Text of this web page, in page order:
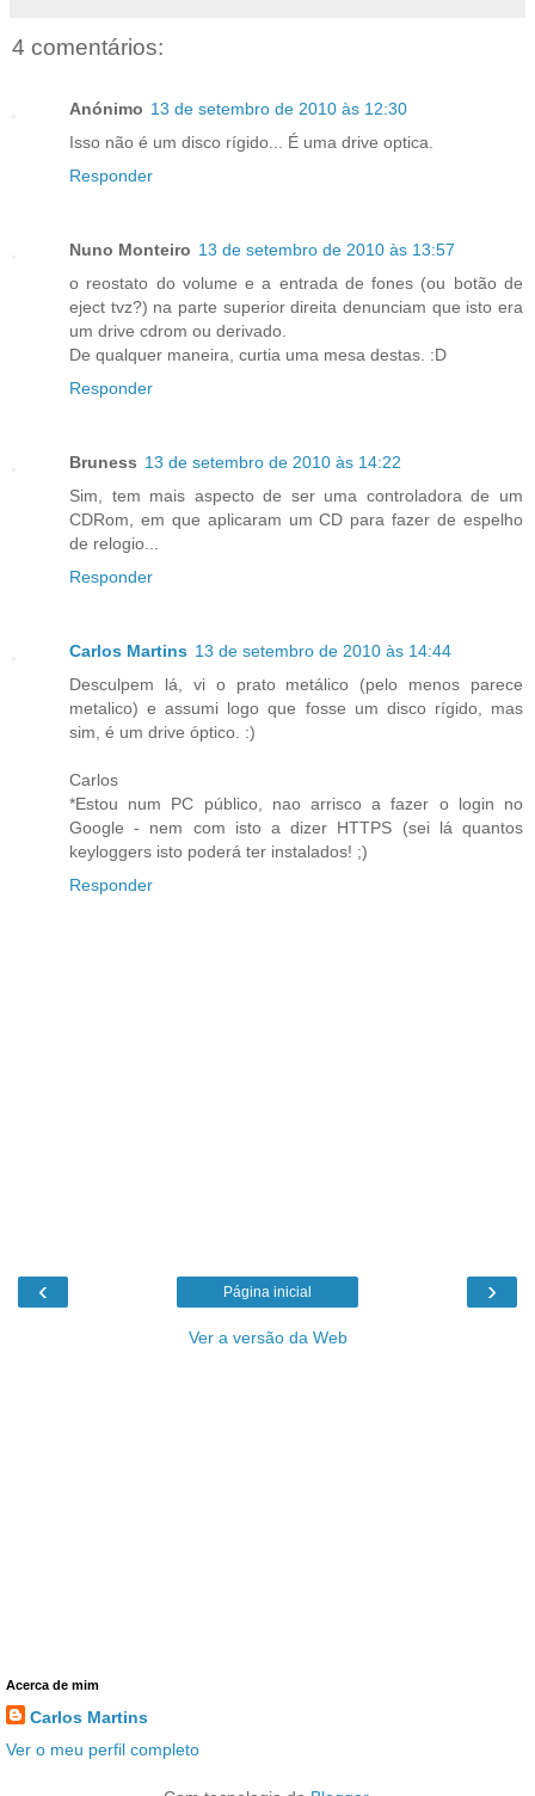
4 comentários:
Anónimo 13 de setembro de 2010 às 12:30
Isso não é um disco rígido... É uma drive optica.
Responder
Nuno Monteiro 13 de setembro de 2010 às 13:57
o reostato do volume e a entrada de fones (ou botão de
eject tvz?) na parte superior direita denunciam que isto era
um drive cdrom ou derivado.
De qualquer maneira, curtia uma mesa destas. :D
Responder
Bruness 13 de setembro de 2010 às 14:22
Sim, tem mais aspecto de ser uma controladora de um
CDRom, em que aplicaram um CD para fazer de espelho
de relogio...
Responder
Carlos Martins 13 de setembro de 2010 às 14:44
Desculpem lá, vi o prato metálico (pelo menos parece
metalico) e assumi logo que fosse um disco rígido, mas
sim, é um drive óptico. :)
Carlos
*Estou num PC público, nao arrisco a fazer o login no
Google - nem com isto a dizer HTTPS (sei lá quantos
keyloggers isto poderá ter instalados! ;)
Responder
‹ ›
Página inicial
Ver a versão da Web
Acerca de mim
Carlos Martins
Ver o meu perfil completo